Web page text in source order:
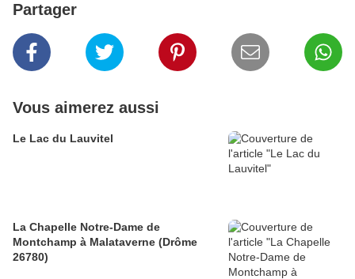
Partager
Vous aimerez aussi
Le Lac du Lauvitel
La Chapelle Notre-Dame de
Montchamp à Malataverne (Drôme
26780)